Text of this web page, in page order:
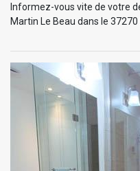
Informez-vous vite de votre
Martin Le Beau dans le 37270